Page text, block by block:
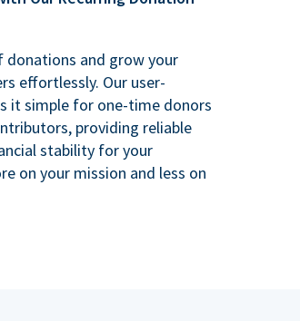
donations and grow your
effortlessly. Our user-
it simple for one-time donors
providing reliable
stability for your
on your mission and less on